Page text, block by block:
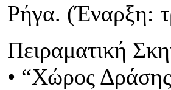
Ρήγα. (Έναρξη:
Πειραματική
• “Χώρος